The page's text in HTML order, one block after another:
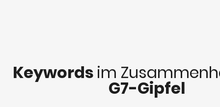
Keywords im
G7-Gipfel